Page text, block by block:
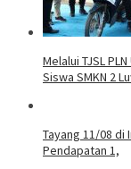
Melalui TJSL
Siswa SMKN 2
Tayang 11/08 di
Pendapatan 1,